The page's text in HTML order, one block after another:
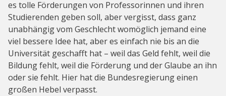
es tolle Förderungen von Professorinnen und ihren
Studierenden geben soll, aber vergisst, dass ganz
unabhängig vom Geschlecht womöglich jemand eine
viel bessere Idee hat, aber es einfach nie bis an die
Universität geschafft hat – weil das Geld fehlt, weil die
Bildung fehlt, weil die Förderung und der Glaube an ihn
oder sie fehlt. Hier hat die Bundesregierung einen
großen Hebel verpasst.